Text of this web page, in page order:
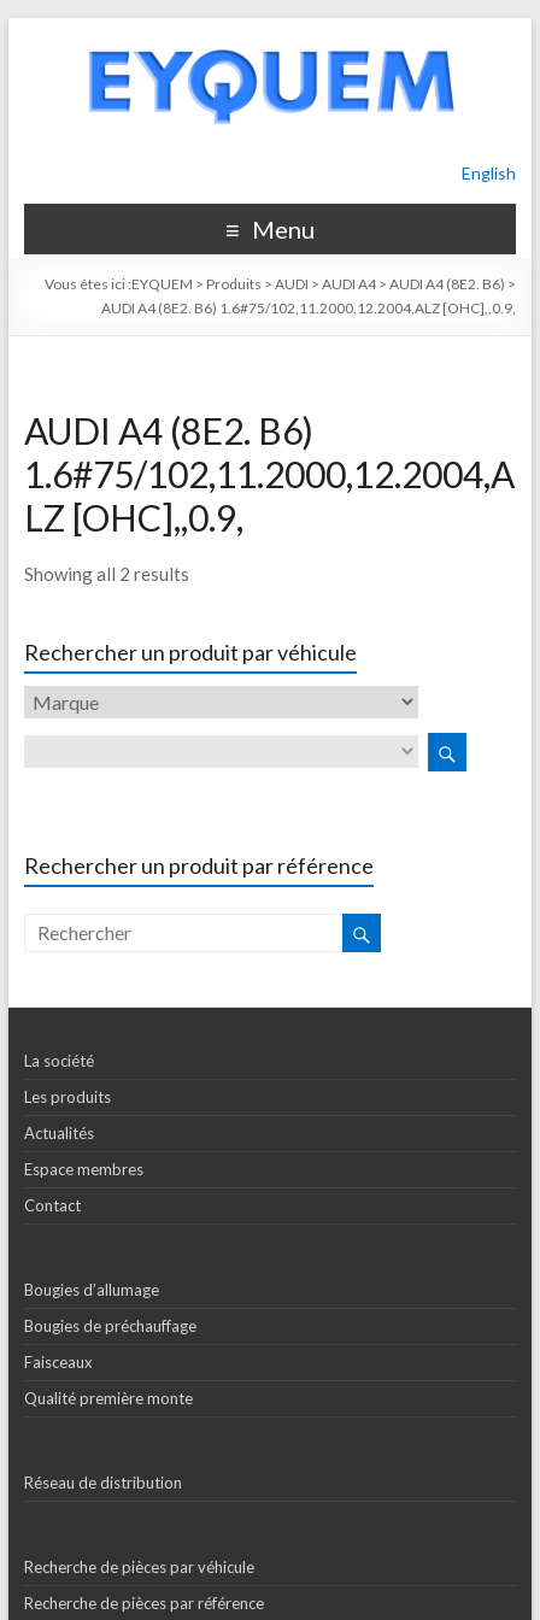
English
Menu
Vous êtes ici :EYQUEM > Produits >AUDI >AUDI A4>AUDI A4 (8E2. B6) >
AUDI A4 (8E2. B6) 1.6#75/102,11.2000,12.2004,ALZ [OHC],,0.9,
AUDI A4 (8E2. B6)
1.6#75/102,11.2000,12.2004,A
LZ [OHC],,0.9,
Showing all 2 results
Rechercher un produit par véhicule
Rechercher un produit par référence
La société
Les produits
Actualités
Espace membres
Contact
Bougies d’allumage
Bougies de préchauffage
Faisceaux
Qualité première monte
Réseau de distribution
Recherche de pièces par véhicule
Recherche de pièces par référence